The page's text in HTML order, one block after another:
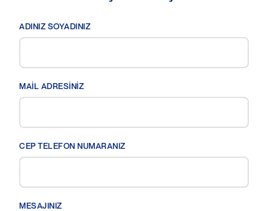
ADINIZ SOYADINIZ
MAİL ADRESİNİZ
CEP TELEFON NUMARANIZ
MESAJINIZ